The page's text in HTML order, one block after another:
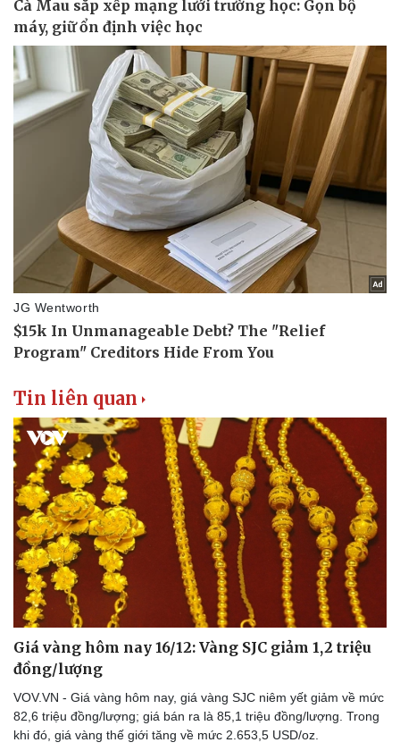
Thể thao
Ô tô - Xe máy
Tin liên quan
Giá vàng hôm nay 16/12: Vàng SJC giảm 1,2 triệu
đồng/lượng
VOV.VN - Giá vàng hôm nay, giá vàng SJC niêm yết giảm về mức
82,6 triệu đồng/lượng; giá bán ra là 85,1 triệu đồng/lượng. Trong
khi đó, giá vàng thế giới tăng về mức 2.653,5 USD/oz.